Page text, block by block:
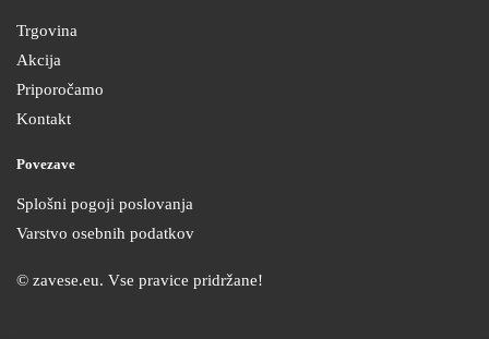
Trgovina
Akcija
Priporočamo
Kontakt
Povezave
Splošni pogoji poslovanja
Varstvo osebnih podatkov
© zavese.eu. Vse pravice pridržane!